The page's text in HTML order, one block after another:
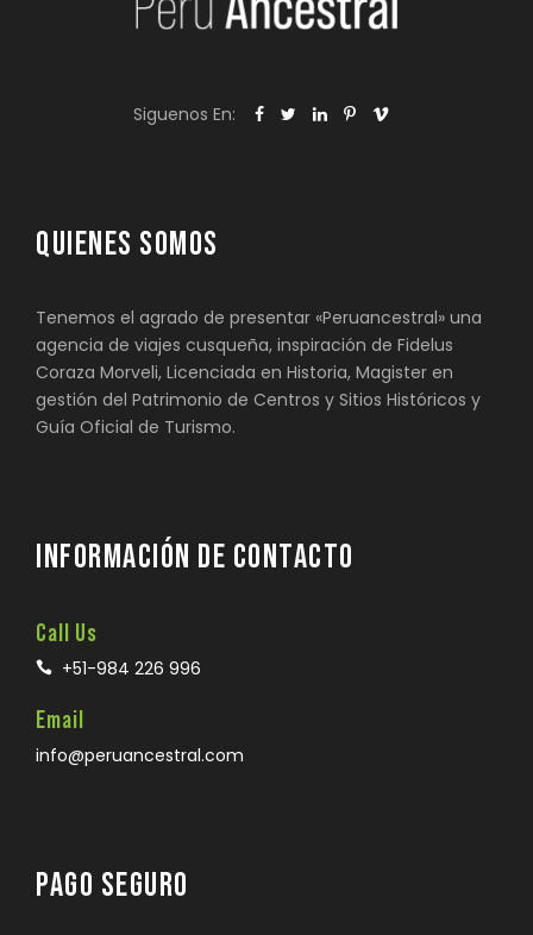
Siguenos En:
QUIENES SOMOS
Tenemos el agrado de presentar «Peruancestral» una
agencia de viajes cusqueña, inspiración de Fidelus
Coraza Morveli, Licenciada en Historia, Magister en
gestión del Patrimonio de Centros y Sitios Históricos y
Guía Oficial de Turismo.
INFORMACIÓN DE CONTACTO
Call Us
+51-984 226 996
Email
info@peruancestral.com
PAGO SEGURO